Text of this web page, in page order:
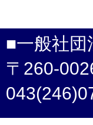
■一般社団
〒260-